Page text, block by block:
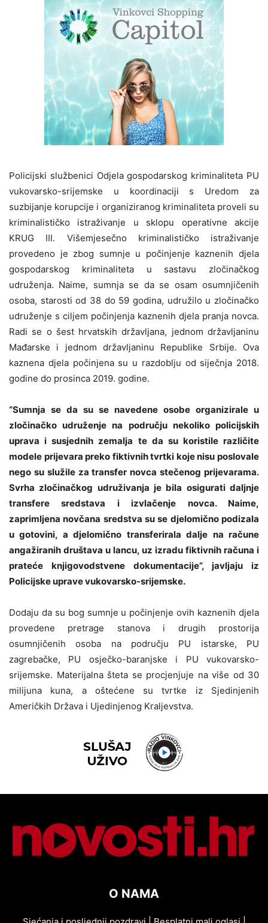
Policijski službenici Odjela gospodarskog kriminaliteta PU
vukovarsko-srijemske u koordinaciji s Uredom za
suzbijanje korupcije i organiziranog kriminaliteta proveli su
kriminalističko istraživanje u sklopu operativne akcije
KRUG III. Višemjesečno kriminalističko istraživanje
provedeno je zbog sumnje u počinjenje kaznenih djela
gospodarskog kriminaliteta u sastavu zločinačkog
udruženja. Naime, sumnja se da se osam osumnjičenih
osoba, starosti od 38 do 59 godina, udružilo u zločinačko
udruženje s ciljem počinjenja kaznenih djela pranja novca.
Radi se o šest hrvatskih državljana, jednom državljaninu
Mađarske i jednom državljaninu Republike Srbije. Ova
kaznena djela počinjena su u razdoblju od siječnja 2018.
godine do prosinca 2019. godine.
“Sumnja se da su se navedene osobe organizirale u
zločinačko udruženjena području nekoliko policijskih
uprava i susjednih zemalja te da su koristile različite
modele prijevara preko fiktivnih tvrtki koje nisu poslovale
nego su služile za transfer novca stečenog prijevarama.
Svrha zločinačkog udruživanja je bila osigurati daljnje
transfere sredstava i izvlačenje novca. Naime,
zaprimljena novčana sredstva su se djelomično podizala
u gotovini, a djelomično transferirala dalje na račune
angažiranih društava u lancu, uz izradu fiktivnih računa i
prateće knjigovodstvene dokumentacije”, javljaju iz
Policijske uprave vukovarsko-srijemske.
Dodaju da su bog sumnje u počinjenje ovih kaznenih djela
provedene pretrage stanova i drugih prostorija
osumnjičenih osoba na području PU istarske, PU
zagrebačke, PU osječko-baranjske i PU vukovarsko-
srijemske. Materijalna šteta se procjenjuje na više od 30
milijuna kuna, a oštećene su tvrtke iz Sjedinjenih
Američkih Država i Ujedinjenog Kraljevstva.
O NAMA